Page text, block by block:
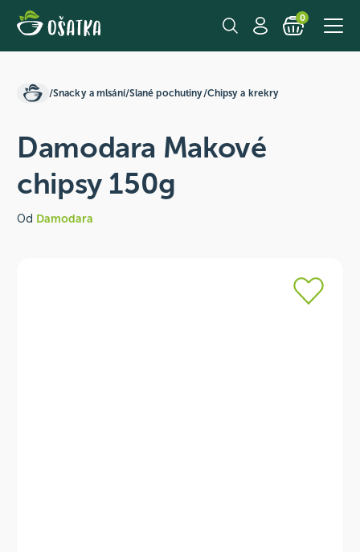
0
/Snacky a mlsání/Slané pochutiny/Chipsy a krekry
Damodara Makové
chipsy 150g
Od Damodara